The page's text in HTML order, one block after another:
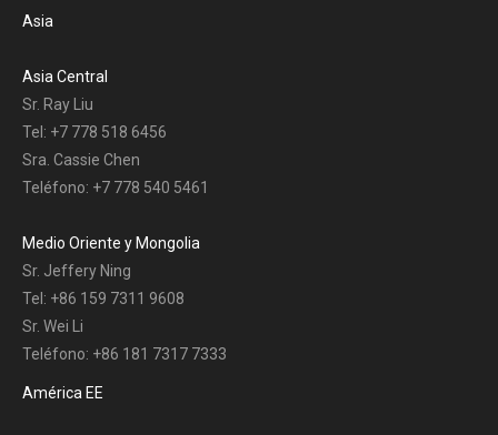
Asia
Asia Central
Sr. Ray Liu
Tel: +7 778 518 6456
Sra. Cassie Chen
Teléfono: +7 778 540 5461
Medio Oriente y Mongolia
Sr. Jeffery Ning
Tel: +86 159 7311 9608
Sr. Wei Li
Teléfono: +86 181 7317 7333
América EE